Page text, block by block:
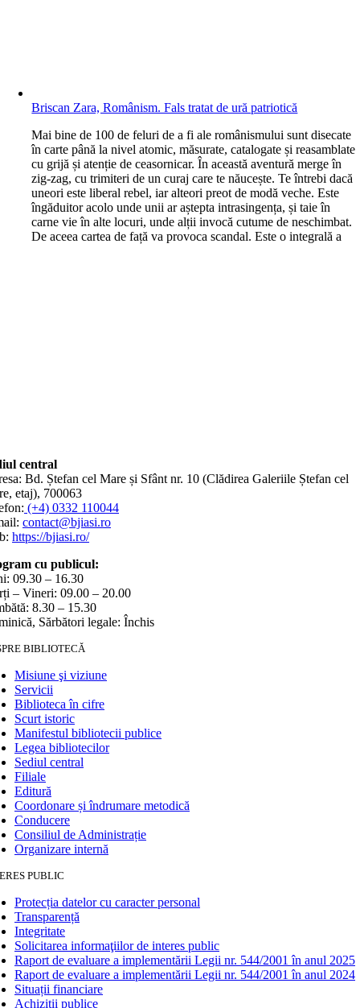
Briscan Zara, Românism. Fals tratat de ură patriotică
Mai bine de 100 de feluri de a fi ale românismului sunt disecate
în carte până la nivel atomic, măsurate, catalogate și reasamblate
cu grijă și atenție de ceasornicar. În această aventură merge în
zig-zag, cu trimiteri de un curaj care te năucește. Te întrebi dacă
uneori este liberal rebel, iar alteori preot de modă veche. Este
îngăduitor acolo unde unii ar aștepta intrasingența, și taie în
carne vie în alte locuri, unde alții invocă cutume de neschimbat.
De aceea cartea de față va provoca scandal. Este o integrală a
central
Bd. Ștefan cel Mare și Sfânt nr. 10 (Clădirea Galeriile Ștefan cel
etaj), 700063
(+4) 0332 110044
contact@bjiasi.ro
https://bjiasi.ro/
cu publicul:
09.30 – 16.30
– Vineri: 09.00 – 20.00
8.30 – 15.30
Sărbători legale: Închis
BIBLIOTECĂ
Misiune şi viziune
Servicii
Biblioteca în cifre
Scurt istoric
Manifestul bibliotecii publice
Legea bibliotecilor
Sediul central
Filiale
Editură
Coordonare și îndrumare metodică
Conducere
Consiliul de Administrație
Organizare internă
PUBLIC
Protecția datelor cu caracter personal
Transparență
Integritate
Solicitarea informaţiilor de interes public
Raport de evaluare a implementării Legii nr. 544/2001 în anul 2025
Raport de evaluare a implementării Legii nr. 544/2001 în anul 2024
Situații financiare
Achiziții publice